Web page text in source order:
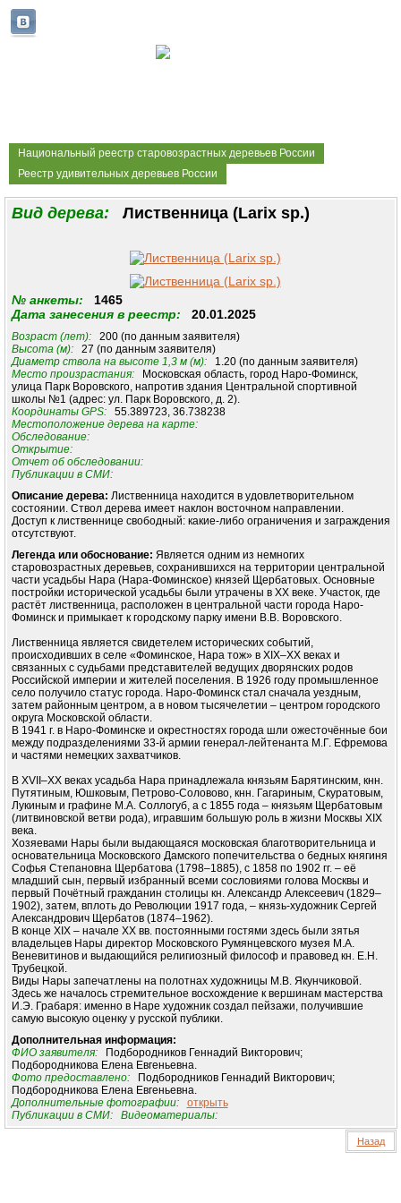
Национальный реестр старовозрастных деревьев России
Реестр удивительных деревьев России
Вид дерева: Лиственница (Larix sp.)
№ анкеты: 1465
Дата занесения в реестр: 20.01.2025
Возраст (лет):200 (по данным заявителя)
Высота (м):27 (по данным заявителя)
Диаметр ствола на высоте 1,3 м (м):1.20 (по данным заявителя)
Место произрастания:Московская область, город Наро-Фоминск,
улица Парк Воровского, напротив здания Центральной спортивной
школы №1 (адрес: ул. Парк Воровского, д. 2).
Координаты GPS:55.389723, 36.738238
Местоположение дерева на карте:
Обследование:
Открытие:
Отчет об обследовании:
Публикации в СМИ:
Описание дерева: Лиственница находится в удовлетворительном
состоянии. Ствол дерева имеет наклон восточном направлении.
Доступ к лиственнице свободный: какие-либо ограничения и заграждения
отсутствуют.
Легенда или обоснование: Является одним из немногих
старовозрастных деревьев, сохранившихся на территории центральной
части усадьбы Нара (Нара-Фоминское) князей Щербатовых. Основные
постройки исторической усадьбы были утрачены в ХХ веке. Участок, где
растёт лиственница, расположен в центральной части города Наро-
Фоминск и примыкает к городскому парку имени В.В. Воровского.
Лиственница является свидетелем исторических событий,
происходивших в селе «Фоминское, Нара тож» в XIX–XX веках и
связанных с судьбами представителей ведущих дворянских родов
Российской империи и жителей поселения. В 1926 году промышленное
село получило статус города. Наро-Фоминск стал сначала уездным,
затем районным центром, а в новом тысячелетии – центром городского
округа Московской области.
В 1941 г. в Наро-Фоминске и окрестностях города шли ожесточённые бои
между подразделениями 33-й армии генерал-лейтенанта М.Г. Ефремова
и частями немецких захватчиков.
В XVII–XX веках усадьба Нара принадлежала князьям Барятинским, кнн.
Путятиным, Юшковым, Петрово-Соловово, кнн. Гагариным, Скуратовым,
Лукиным и графине М.А. Соллогуб, а с 1855 года – князьям Щербатовым
(литвиновской ветви рода), игравшим большую роль в жизни Москвы XIX
века.
Хозяевами Нары были выдающаяся московская благотворительница и
основательница Московского Дамского попечительства о бедных княгиня
Софья Степановна Щербатова (1798–1885), с 1858 по 1902 гг. – её
младший сын, первый избранный всеми сословиями голова Москвы и
первый Почётный гражданин столицы кн. Александр Алексеевич (1829–
1902), затем, вплоть до Революции 1917 года, – князь-художник Сергей
Александрович Щербатов (1874–1962).
В конце XIX – начале ХХ вв. постоянными гостями здесь были зятья
владельцев Нары директор Московского Румянцевского музея М.А.
Веневитинов и выдающийся религиозный философ и правовед кн. Е.Н.
Трубецкой.
Виды Нары запечатлены на полотнах художницы М.В. Якунчиковой.
Здесь же началось стремительное восхождение к вершинам мастерства
И.Э. Грабаря: именно в Наре художник создал пейзажи, получившие
самую высокую оценку у русской публики.
Дополнительная информация:
ФИО заявителя:Подбородников Геннадий Викторович;
Подбородникова Елена Евгеньевна.
Фото предоставлено:Подбородников Геннадий Викторович;
Подбородникова Елена Евгеньевна.
Дополнительные фотографии:
открыть
Публикации в СМИ:
Видеоматериалы:
Назад